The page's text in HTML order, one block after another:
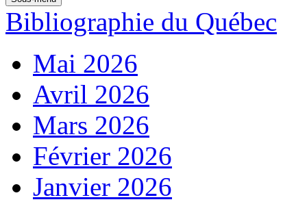
Bibliographie du Québec
Mai 2026
Avril 2026
Mars 2026
Février 2026
Janvier 2026